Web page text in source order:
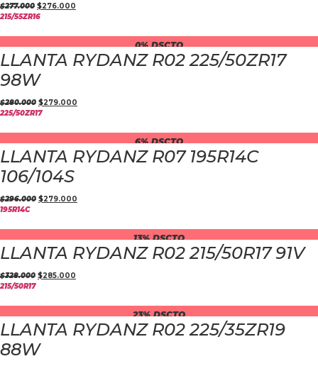
$277.000 $276.000
215/55ZR16
0% DSCTO
LLANTA RYDANZ R02 225/50ZR17
98W
$280.000 $279.000
225/50ZR17
6% DSCTO
LLANTA RYDANZ R07 195R14C
106/104S
$296.000 $279.000
195R14C
13% DSCTO
LLANTA RYDANZ R02 215/50R17 91V
$328.000 $285.000
215/50R17
23% DSCTO
LLANTA RYDANZ R02 225/35ZR19
88W